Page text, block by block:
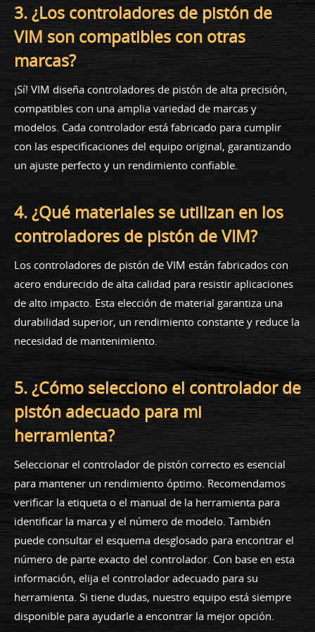
3. ¿Los controladores de pistón de
VIM son compatibles con otras
marcas?
¡Sí! VIM diseña controladores de pistón de alta precisión,
compatibles con una amplia variedad de marcas y
modelos. Cada controlador está fabricado para cumplir
con las especificaciones del equipo original, garantizando
un ajuste perfecto y un rendimiento confiable.
4. ¿Qué materiales se utilizan en los
controladores de pistón de VIM?
Los controladores de pistón de VIM están fabricados con
acero endurecido de alta calidad para resistir aplicaciones
de alto impacto. Esta elección de material garantiza una
durabilidad superior, un rendimiento constante y reduce la
necesidad de mantenimiento.
5. ¿Cómo selecciono el controlador de
pistón adecuado para mi
herramienta?
Seleccionar el controlador de pistón correcto es esencial
para mantener un rendimiento óptimo. Recomendamos
verificar la etiqueta o el manual de la herramienta para
identificar la marca y el número de modelo. También
puede consultar el esquema desglosado para encontrar el
número de parte exacto del controlador. Con base en esta
información, elija el controlador adecuado para su
herramienta. Si tiene dudas, nuestro equipo está siempre
disponible para ayudarle a encontrar la mejor opción.